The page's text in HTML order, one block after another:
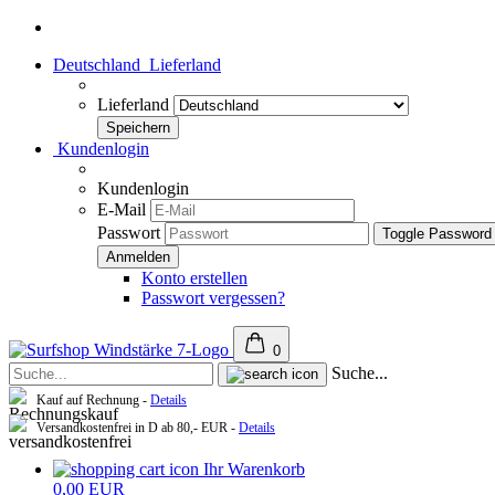
Deutschland Lieferland
Lieferland
Kundenlogin
Kundenlogin
E-Mail
Passwort
Toggle
Konto erstellen
Passwort vergessen?
0
Suche...
Kauf auf Rechnung - Details
Versandkostenfrei in D ab 80,- EUR - Details
Ihr Warenkorb
0,00 EUR